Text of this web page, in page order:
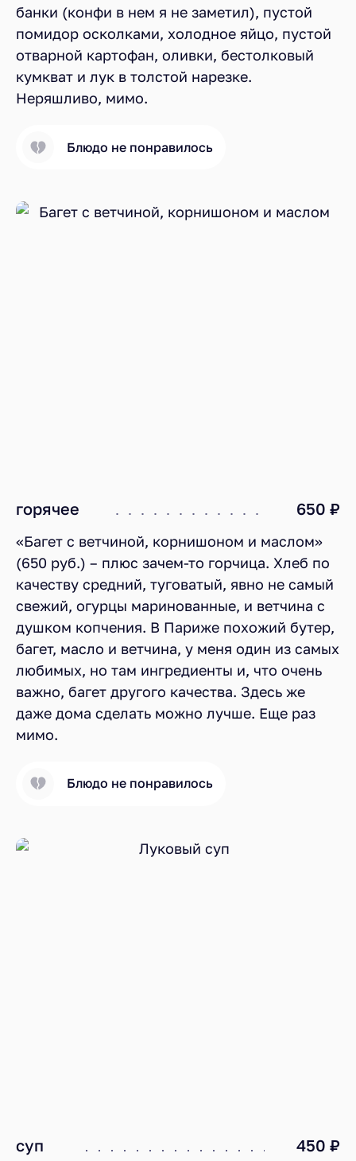
банки (конфи в нем я не заметил), пустой
помидор осколками, холодное яйцо, пустой
отварной картофан, оливки, бестолковый
кумкват и лук в толстой нарезке.
Неряшливо, мимо.
Блюдо не понравилось
горячее 650 ₽
«Багет с ветчиной, корнишоном и маслом»
(650 руб.) – плюс зачем-то горчица. Хлеб по
качеству средний, туговатый, явно не самый
свежий, огурцы маринованные, и ветчина с
душком копчения. В Париже похожий бутер,
багет, масло и ветчина, у меня один из самых
любимых, но там ингредиенты и, что очень
важно, багет другого качества. Здесь же
даже дома сделать можно лучше. Еще раз
мимо.
Блюдо не понравилось
суп 450 ₽